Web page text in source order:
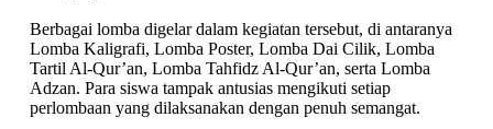
Berbagai lomba digelar dalam kegiatan tersebut, di antaranya
Lomba Kaligrafi, Lomba Poster, Lomba Dai Cilik, Lomba
Tartil Al-Qur’an, Lomba Tahfidz Al-Qur’an, serta Lomba
Adzan. Para siswa tampak antusias mengikuti setiap
perlombaan yang dilaksanakan dengan penuh semangat.